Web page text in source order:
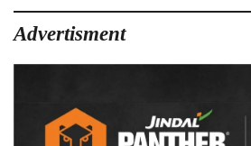
Advertisment